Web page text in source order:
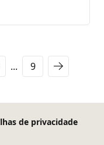
... 9
de privacidade